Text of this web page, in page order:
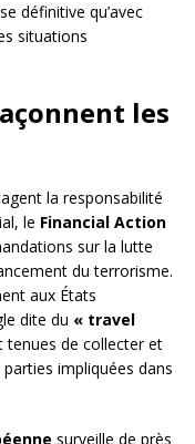
définitive qu’avec
situations
les
la responsabilité
le Financial Action
sur la lutte
du terrorisme.
aux États
dite du « travel
tenues de collecter et
impliquées dans
surveille de près